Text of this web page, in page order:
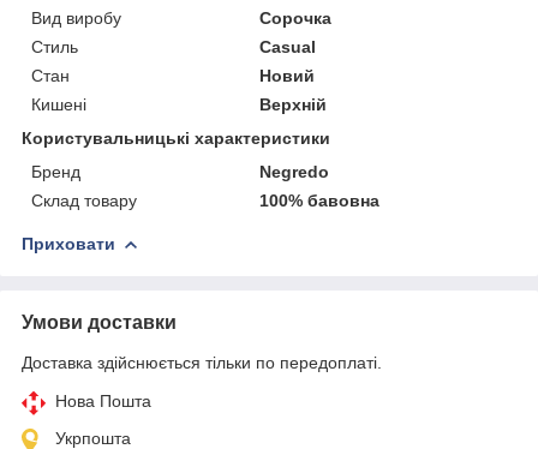
Вид виробу
Сорочка
Стиль
Casual
Стан
Новий
Кишені
Верхній
Користувальницькі характеристики
Бренд
Negredo
Склад товару
100% бавовна
Приховати
Умови доставки
Доставка здійснюється тільки по передоплаті.
Нова Пошта
Укрпошта